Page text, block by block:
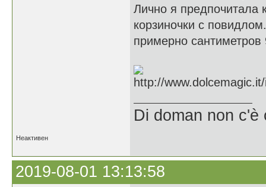
Лично я предпочитала
корзиночки с
примерно
Di doman non c'è
Неактивен
2019-08-01 13:13:58